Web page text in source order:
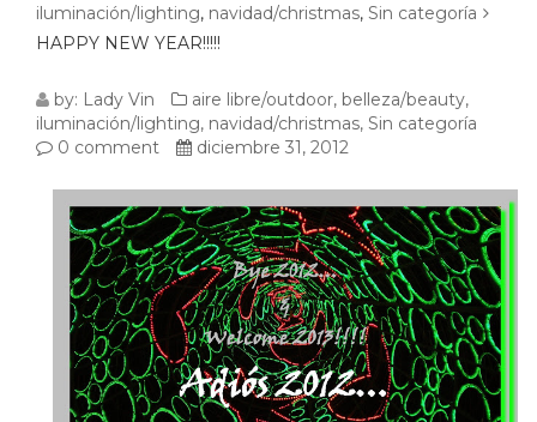
iluminación/lighting, navidad/christmas, Sin categoría
HAPPY NEW YEAR!!!!!
HAPPY
NEW
YEAR!!!!!
by: Lady Vin aire libre/outdoor, belleza/beauty,
iluminación/lighting, navidad/christmas, Sin categoría
0 comment
diciembre 31, 2012